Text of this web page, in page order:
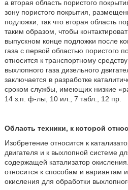
а вторая область пористого
зону пористого покрытия,
подложки, так что вторая область
таким образом, чтобы
выпускном конце подложки после
газа с первой областью пористого
относится к транспортному
выхлопного газа дизельного
заключается в разработке
сроком службы, имеющих низкие
14 з.п. ф-лы, 10 ил., 7 табл., 12 пр.
Область техники, к которой
Изобретение относится к
двигателя и к выхлопной системе
содержащей катализатор
относится к способам и вариантам
окисления для обработки